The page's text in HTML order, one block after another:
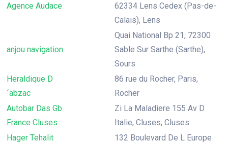
Agence Audace
62334 Lens Cedex (Pas-de-
Calais), Lens
anjou navigation
Quai National Bp 21, 72300
Sable Sur Sarthe (Sarthe),
Sours
Heraldique D
´abzac
86 rue du Rocher, Paris,
Rocher
Autobar Das Gb
France Cluses
Zi La Maladiere 155 Av D
Italie, Cluses, Cluses
Hager Tehalit
132 Boulevard De L Europe